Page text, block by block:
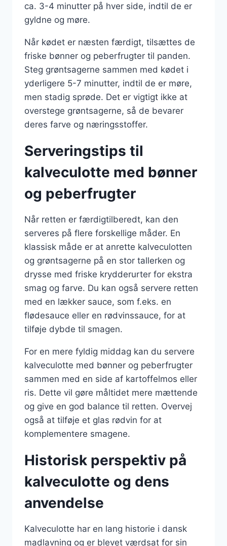
ca. 3-4 minutter på hver side, indtil de er
gyldne og møre.
Når kødet er næsten færdigt, tilsættes de
friske bønner og peberfrugter til panden.
Steg grøntsagerne sammen med kødet i
yderligere 5-7 minutter, indtil de er møre,
men stadig sprøde. Det er vigtigt ikke at
overstege grøntsagerne, så de bevarer
deres farve og næringsstoffer.
Serveringstips til
kalveculotte med bønner
og peberfrugter
Når retten er færdigtilberedt, kan den
serveres på flere forskellige måder. En
klassisk måde er at anrette kalveculotten
og grøntsagerne på en stor tallerken og
drysse med friske krydderurter for ekstra
smag og farve. Du kan også servere retten
med en lækker sauce, som f.eks. en
flødesauce eller en rødvinssauce, for at
tilføje dybde til smagen.
For en mere fyldig middag kan du servere
kalveculotte med bønner og peberfrugter
sammen med en side af kartoffelmos eller
ris. Dette vil gøre måltidet mere mættende
og give en god balance til retten. Overvej
også at tilføje et glas rødvin for at
komplementere smagene.
Historisk perspektiv på
kalveculotte og dens
anvendelse
Kalveculotte har en lang historie i dansk
madlavning og er blevet værdsat for sin